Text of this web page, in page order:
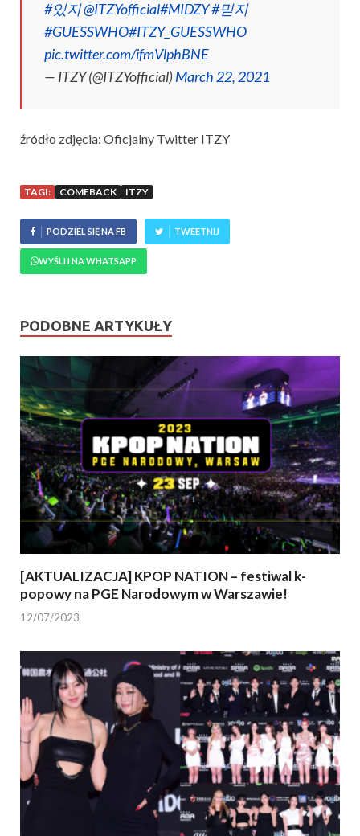
#있지@ITZYofficial#MIDZY#믿지
#GUESSWHO#ITZY_GUESSWHO
pic.twitter.com/ifmVlphBNE
— ITZY (@ITZYofficial)March 22, 2021
źródło zdjęcia: Oficjalny Twitter ITZY
TAGI: COMEBACK ITZY
PODZIEL SIĘ NA FB TWEETNIJ
WYŚLIJ NA WHATSAPP
PODOBNE ARTYKUŁY
[AKTUALIZACJA] KPOP NATION – festiwal k-
popowy na PGE Narodowym w Warszawie!
12/07/2023